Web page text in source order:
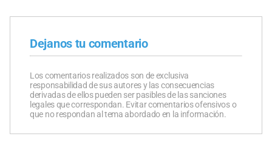
Dejanos tu comentario
Los comentarios realizados son de exclusiva
responsabilidad de sus autores y las consecuencias
derivadas de ellos pueden ser pasibles de las sanciones
legales que correspondan. Evitar comentarios ofensivos o
que no respondan al tema abordado en la información.